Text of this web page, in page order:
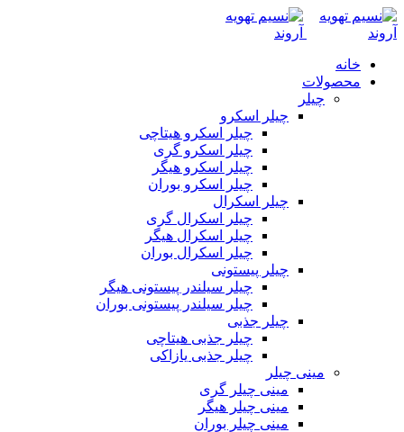
خانه
محصولات
چیلر
چیلر اسکرو
چیلر اسکرو هیتاچی
چیلر اسکرو گری
چیلر اسکرو هیگر
چیلر اسکرو بوران
چیلر اسکرال
چیلر اسکرال گری
چیلر اسکرال هیگر
چیلر اسکرال بوران
چیلر پیستونی
چیلر سیلندر پیستونی هیگر
چیلر سیلندر پیستونی بوران
چیلر جذبی
چیلر جذبی هیتاچی
چیلر جذبی یازاکی
مینی چیلر
مینی چیلر گری
مینی چیلر هیگر
مینی چیلر بوران